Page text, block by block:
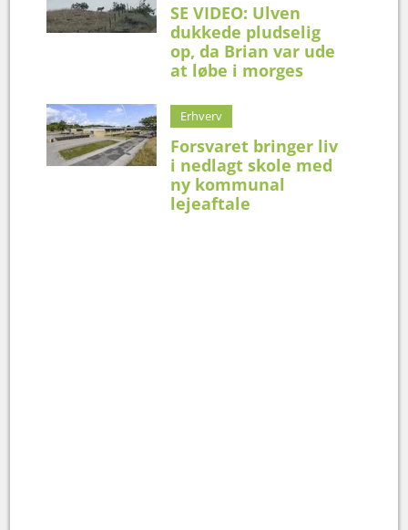
SE VIDEO: Ulven
dukkede pludselig
op, da Brian var ude
at løbe i morges
Erhverv
Forsvaret bringer liv
i nedlagt skole med
ny kommunal
lejeaftale